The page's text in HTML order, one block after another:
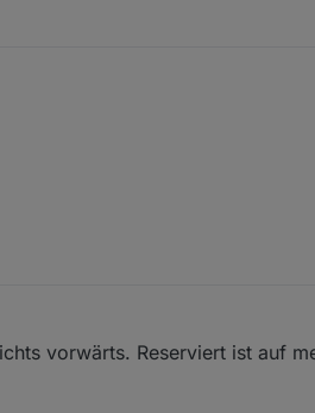
vorwärts. Reserviert ist auf